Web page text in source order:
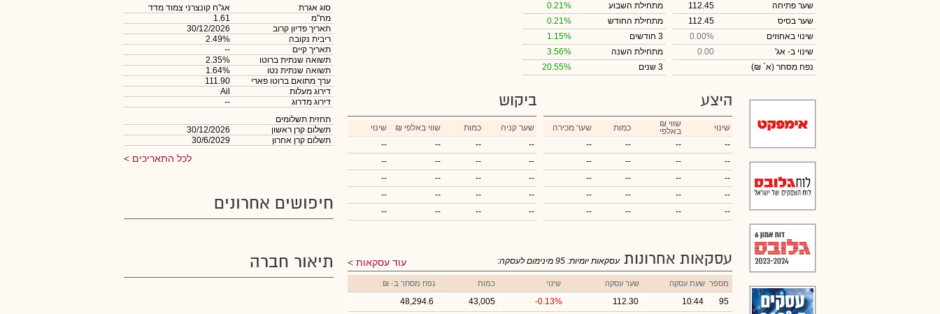
שער פתיחה
112.45
שער בסיס
112.45
שינוי באחוזים
0.00%
שינוי ב- אג'
0.00
נפח מסחר (א` ₪)
מתחילת השבוע
0.21%
מתחילת החודש
0.21%
3 חודשים
1.15%
מתחילת השנה
3.56%
3 שנים
20.55%
היצע
שינוי ₪ שווי
באלפי כמות
שער מכירה
--
--
--
--
--
--
--
--
--
--
--
--
--
--
--
--
--
--
--
--
ביקוש
שער קניה כמות ₪ שווי באלפי
שינוי
--
--
--
--
--
--
--
--
--
--
--
--
--
--
--
--
--
--
--
--
עסקאות אחרונות עוד עסקאות עסקאות יומיות: 95 מינימום לעסקה:
מספר שעת עסקה שער עסקה שינוי כמות נפח מסחר ב- ₪
95
10:44
112.30
-0.13%
43,005
48,294.6
סוג אגרת
אג"ח קונצרני צמוד מדד
מח"מ
1.61
תאריך פדיון קרוב
30/12/2026
ריבית נקובה
2.49%
תאריך קיים
--
תשואה שנתית ברוטו
2.35%
תשואה שנתית נטו
1.64%
ערך מתואם ברוטו פארי
111.90
דירוג מעלות
Ail
דירוג מדרוג
--
תחזית תשלומים
תשלום קרן ראשון
30/12/2026
תשלום קרן אחרון
30/6/2029
לכל התאריכים
חיפושים אחרונים
תיאור חברה